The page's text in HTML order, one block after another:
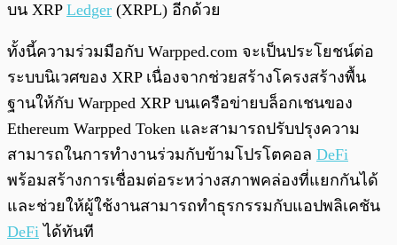
บน XRP Ledger (XRPL) อีกด้วย
ทั้งนี้ความร่วมมือกับ Warpped.com จะเป็นประโยชน์ต่อ
ระบบนิเวศของ XRP เนื่องจากช่วยสร้างโครงสร้างพื้น
ฐานให้กับ Warpped XRP บนเครือข่ายบล็อกเชนของ
Ethereum Warpped Token และสามารถปรับปรุงความ
สามารถในการทำงานร่วมกับข้ามโปรโตคอล DeFi
พร้อมสร้างการเชื่อมต่อระหว่างสภาพคล่องที่แยกกันได้
และช่วยให้ผู้ใช้งานสามารถทำธุรกรรมกับแอปพลิเคชัน
DeFi ได้ทันที